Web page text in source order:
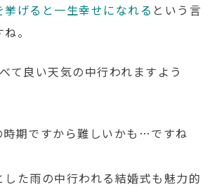
げると一生幸せになれる という言
。
て良い天気の中行われますよう
時期ですから難しいかも…ですね
た雨の中行われる結婚式も魅力的